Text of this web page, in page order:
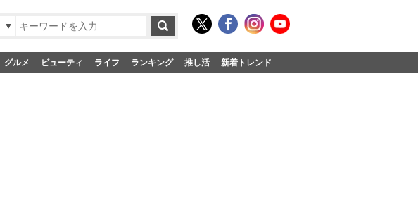
グルメ ビューティ ライフ ランキング 推し活 新着トレンド